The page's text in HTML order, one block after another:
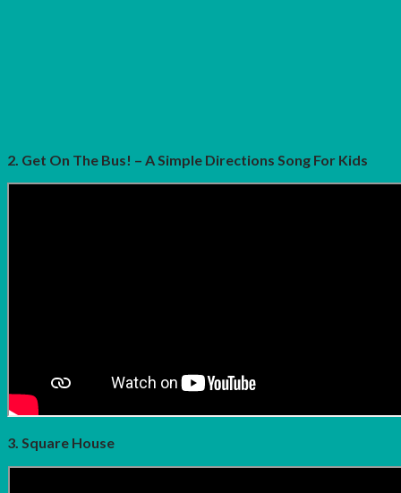
2. Get On The Bus! – A Simple Directions Song For Kids
3. Square House